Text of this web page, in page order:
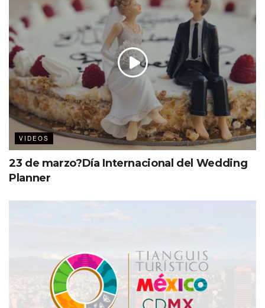
VIDEOS
23 de marzo?Día Internacional del Wedding
Planner